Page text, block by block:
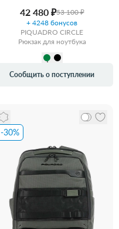
42 480 ₽53 100 ₽
+ 4248 бонусов
PIQUADRO CIRCLE
Рюкзак для ноутбука
Сообщить о поступлении
-30%